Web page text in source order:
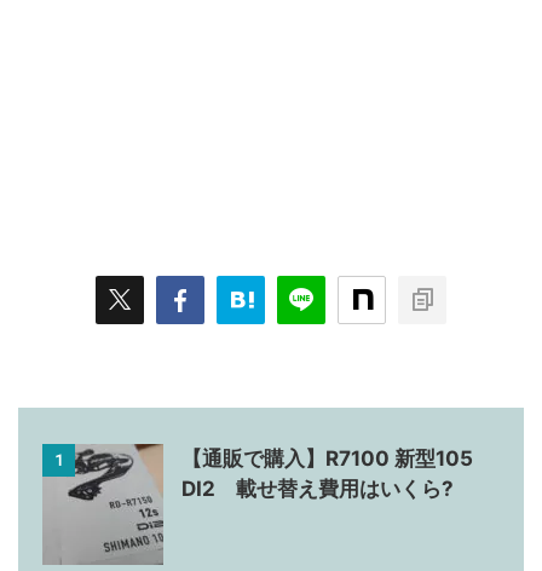
1
【通販で購入】R7100 新型105
DI2 載せ替え費用はいくら?